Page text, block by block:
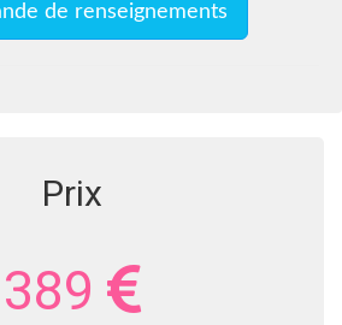
de renseignements
Prix
389